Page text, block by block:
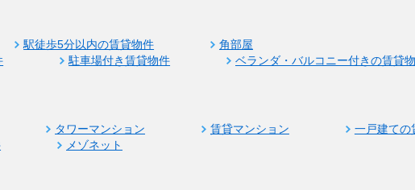
駅徒歩5分以内の賃貸物件
角部屋
駐車場付き賃貸物件
ベランダ・バルコニー付きの賃貸
タワーマンション 賃貸マンション
一戸建ての
メゾネット